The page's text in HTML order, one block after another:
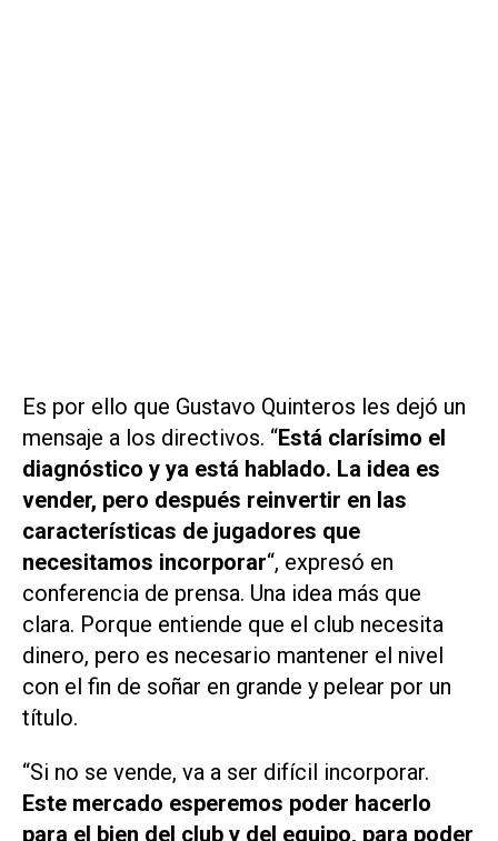
Es por ello que Gustavo Quinteros les dejó un
mensaje a los directivos. “Está clarísimo el
diagnóstico y ya está hablado. La idea es
vender, pero después reinvertir en las
características de jugadores que
necesitamos incorporar“, expresó en
conferencia de prensa. Una idea más que
clara. Porque entiende que el club necesita
dinero, pero es necesario mantener el nivel
con el fin de soñar en grande y pelear por un
título.
“Si no se vende, va a ser difícil incorporar.
Este mercado esperemos poder hacerlo
para el bien del club y del equipo, para poder